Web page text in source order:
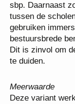
sbp. Daarnaast
tussen de
gebruiken
bestuursbrede
Dit is zinvol om
te duiden.
Meerwaarde
Deze variant